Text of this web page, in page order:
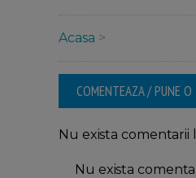
Acasa >
COMENTEAZA / PUNE O
Nu exista
Nu exista